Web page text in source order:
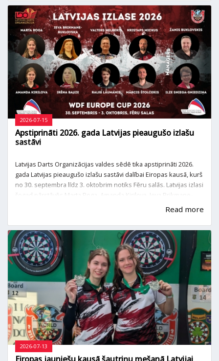
pārspējot finālā čempionu Ernestu Verneru, bet 1.dīvīzjā pirmo
vietu ieguva Kārlis Kandavnieks.
2026-07-15
Apstiprināti 2026. gada Latvijas pieaugušo izlašu
sastāvi
Latvijas Darts Organizācijas valdes sēdē tika apstiprināti 2026.
gada Latvijas pieaugušo izlašu sastāvi dalībai Eiropas kausā, kurš
no 30. septembra līdz 3. oktobrim notiks Fēru salās. Latvijas izlasi
šogad pārstāvēs Marta Roga, Amanda Kirilova, Ieva Brikmane-
Buklovska, Irēna Bauze, Valters Melderis, Kristaps Mickus, Ralfs
menedžeri Žanis Buklovskis un Ilze Sniega-Sniedziņa.
Read more
2026-07-13